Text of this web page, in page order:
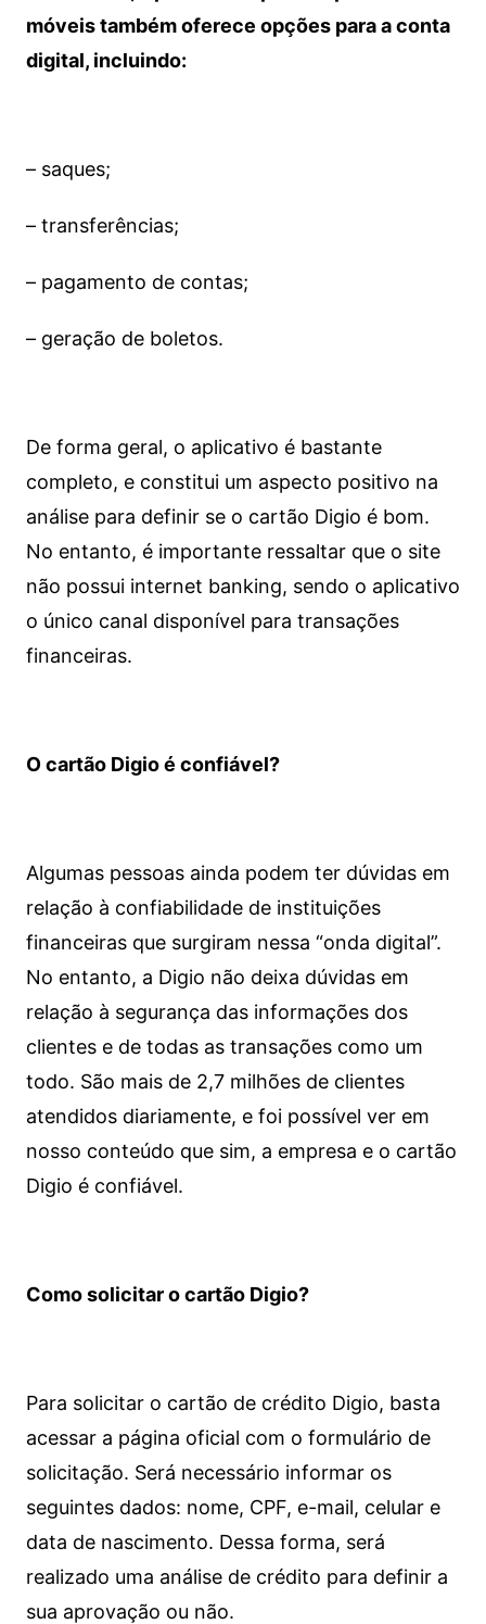
móveis também oferece opções para a conta
digital, incluindo:
– saques;
– transferências;
– pagamento de contas;
– geração de boletos.
De forma geral, o aplicativo é bastante
completo, e constitui um aspecto positivo na
análise para definir se o cartão Digio é bom.
No entanto, é importante ressaltar que o site
não possui internet banking, sendo o aplicativo
o único canal disponível para transações
financeiras.
O cartão Digio é confiável?
Algumas pessoas ainda podem ter dúvidas em
relação à confiabilidade de instituições
financeiras que surgiram nessa “onda digital”.
No entanto, a Digio não deixa dúvidas em
relação à segurança das informações dos
clientes e de todas as transações como um
todo. São mais de 2,7 milhões de clientes
atendidos diariamente, e foi possível ver em
nosso conteúdo que sim, a empresa e o cartão
Digio é confiável.
Como solicitar o cartão Digio?
Para solicitar o cartão de crédito Digio, basta
acessar a página oficial com o formulário de
solicitação. Será necessário informar os
seguintes dados: nome, CPF, e-mail, celular e
data de nascimento. Dessa forma, será
realizado uma análise de crédito para definir a
sua aprovação ou não.